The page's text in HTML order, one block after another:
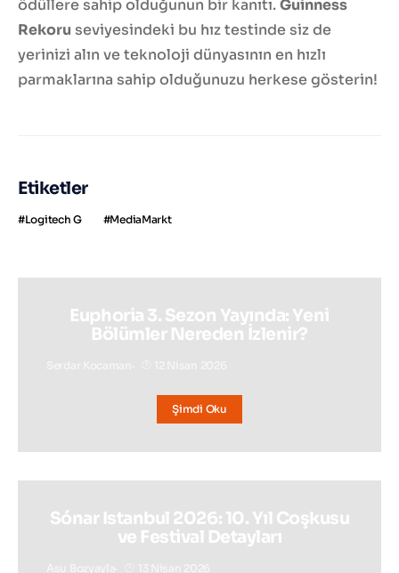
ödüllere sahip olduğunun bir kanıtı.Guinness
Rekoru seviyesindeki bu hız testinde siz de
yerinizi alın ve teknoloji dünyasının en hızlı
parmaklarına sahip olduğunuzu herkese gösterin!
Etiketler
Logitech G MediaMarkt
Euphoria 3. Sezon Yayında: Yeni
Bölümler Nereden İzlenir?
Şimdi Oku
Sónar Istanbul 2026: 10. Yıl Coşkusu
ve Festival Detayları